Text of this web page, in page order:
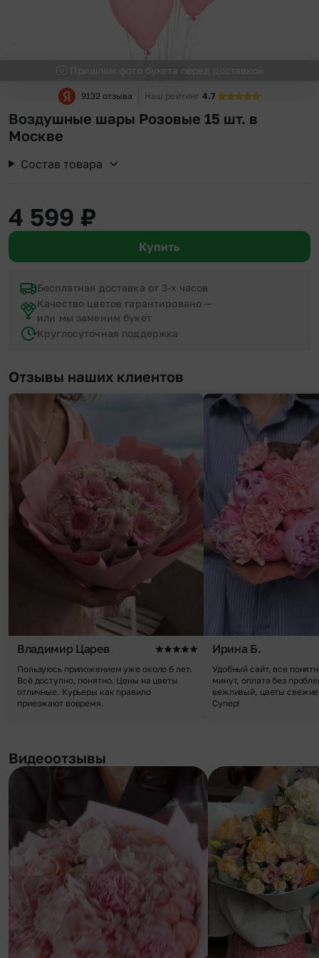
Пришлем фото букета перед доставкой
9132 отзыва Наш рейтинг 4.7
Воздушные шары Розовые 15 шт. в
Москве
Состав товара
4 599 ₽
Купить
Бесплатная доставка от 3-х часов
Качество цветов гарантировано —
или мы заменим букет
Круглосуточная поддержка
Отзывы наших клиентов
Владимир Царев
Пользуюсь приложением уже около 6 лет.
Всё доступно, понятно. Цены на цветы
отличные. Курьеры как правило
приезжают вовремя.
Ирина Б.
Удобный сайт, все
минут, оплата без
вежливый, цветы
Супер!
Видеоотзывы